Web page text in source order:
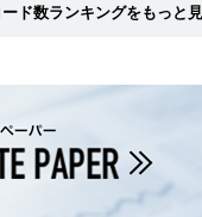
ド数ランキングをもっと